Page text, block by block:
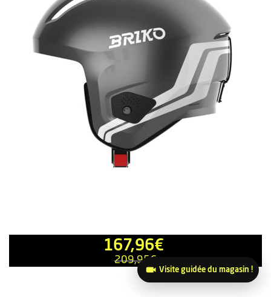
167,96€
209,95 €
PROMO
20 %
Visite guidée du magasin !